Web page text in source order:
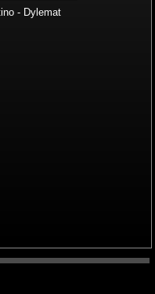
- Dylemat